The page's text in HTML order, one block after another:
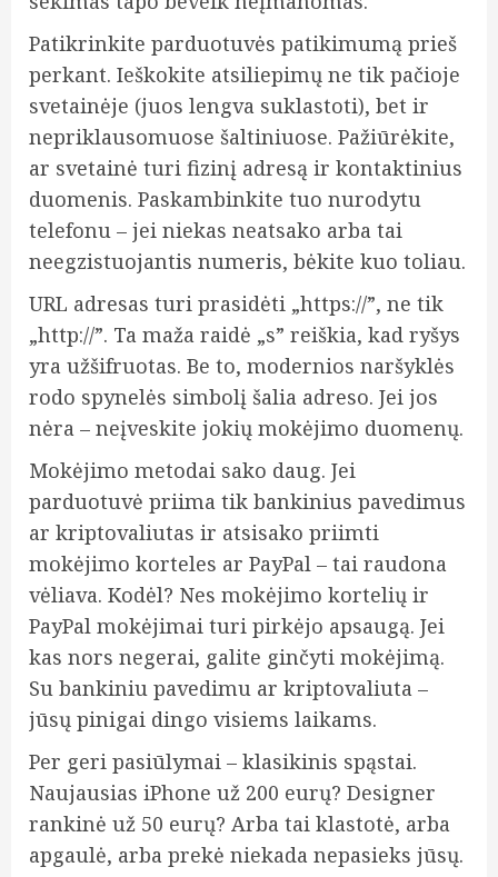
Patikrinkite parduotuvės patikimumą prieš
perkant. Ieškokite atsiliepimų ne tik pačioje
svetainėje (juos lengva suklastoti), bet ir
nepriklausomuose šaltiniuose. Pažiūrėkite,
ar svetainė turi fizinį adresą ir kontaktinius
duomenis. Paskambinkite tuo nurodytu
telefonu – jei niekas neatsako arba tai
neegzistuojantis numeris, bėkite kuo toliau.
URL adresas turi prasidėti „https://”, ne tik
„http://”. Ta maža raidė „s” reiškia, kad ryšys
yra užšifruotas. Be to, modernios naršyklės
rodo spynelės simbolį šalia adreso. Jei jos
nėra – neįveskite jokių mokėjimo duomenų.
Mokėjimo metodai sako daug. Jei
parduotuvė priima tik bankinius pavedimus
ar kriptovaliutas ir atsisako priimti
mokėjimo korteles ar PayPal – tai raudona
vėliava. Kodėl? Nes mokėjimo kortelių ir
PayPal mokėjimai turi pirkėjo apsaugą. Jei
kas nors negerai, galite ginčyti mokėjimą.
Su bankiniu pavedimu ar kriptovaliuta –
jūsų pinigai dingo visiems laikams.
Per geri pasiūlymai – klasikinis spąstai.
Naujausias iPhone už 200 eurų? Designer
rankinė už 50 eurų? Arba tai klastotė, arba
apgaulė, arba prekė niekada nepasieks jūsų.